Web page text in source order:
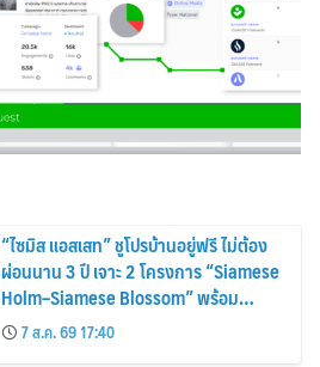
“ไซมิส แอสเสท” ชูโปรบ้านอยู่ฟรี ไม่ต้อง
ผ่อนนาน 3 ปี เจาะ 2 โครงการ “Siamese
Holm–Siamese Blossom” พร้อม
ส่วนลดและสิทธิพิเศษถึง 31 สิงหาคม
2569
7 ส.ค. 69 17:40